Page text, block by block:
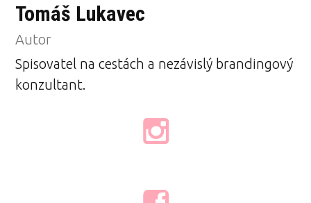
Tomáš Lukavec
Autor
Spisovatel na cestách a nezávislý brandingový
konzultant.